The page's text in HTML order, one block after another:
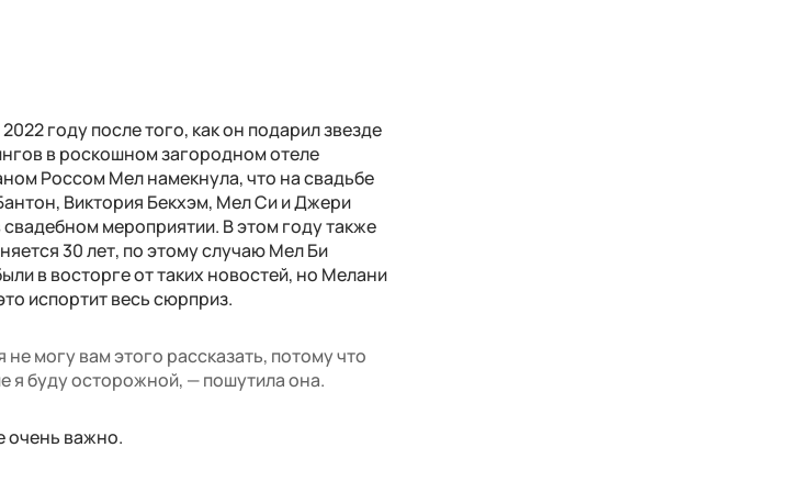
году после того, как он подарил звезде
в роскошном загородном отеле
Россом Мел намекнула, что на свадьбе
Виктория Бекхэм, Мел Си и Джери
мероприятии. В этом году также
30 лет, по этому случаю Мел Би
в восторге от таких новостей, но Мелани
испортит весь сюрприз.
могу вам этого рассказать, потому что
я буду осторожной, — пошутила она.
очень важно.